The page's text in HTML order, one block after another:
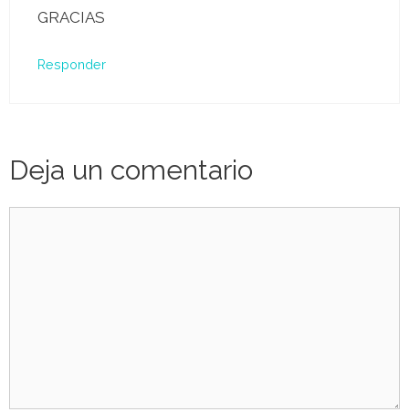
GRACIAS
Responder
Deja un comentario